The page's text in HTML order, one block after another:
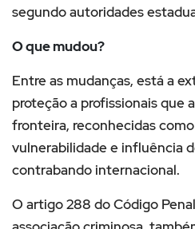
segundo autoridades
O que mudou?
Entre as mudanças, está a
proteção a profissionais que
fronteira, reconhecidas
vulnerabilidade e influência
contrabando internacional.
O artigo 288 do Código